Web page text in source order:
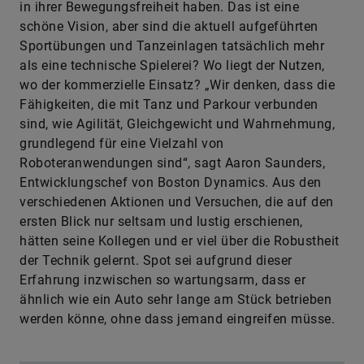
in ihrer Bewegungsfreiheit haben. Das ist eine
schöne Vision, aber sind die aktuell aufgeführten
Sportübungen und Tanzeinlagen tatsächlich mehr
als eine technische Spielerei? Wo liegt der Nutzen,
wo der kommerzielle Einsatz? „Wir denken, dass die
Fähigkeiten, die mit Tanz und Parkour verbunden
sind, wie Agilität, Gleichgewicht und Wahrnehmung,
grundlegend für eine Vielzahl von
Roboteranwendungen sind“, sagt Aaron Saunders,
Entwicklungschef von Boston Dynamics. Aus den
verschiedenen Aktionen und Versuchen, die auf den
ersten Blick nur seltsam und lustig erschienen,
hätten seine Kollegen und er viel über die Robustheit
der Technik gelernt. Spot sei aufgrund dieser
Erfahrung inzwischen so wartungsarm, dass er
ähnlich wie ein Auto sehr lange am Stück betrieben
werden könne, ohne dass jemand eingreifen müsse.